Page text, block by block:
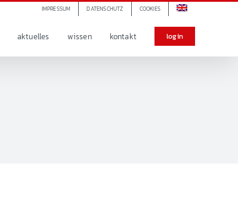
IMPRESSUM DATENSCHUTZ COOKIES
aktuelles wissen kontakt login